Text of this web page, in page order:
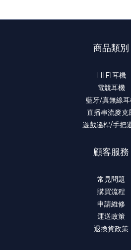
商品類別
HIFI耳機
電競耳機
藍牙/真無線
直播串流麥克
遊戲遙桿/手把
顧客服務
常見問題
購買流程
申請維修
運送政策
退換貨政策